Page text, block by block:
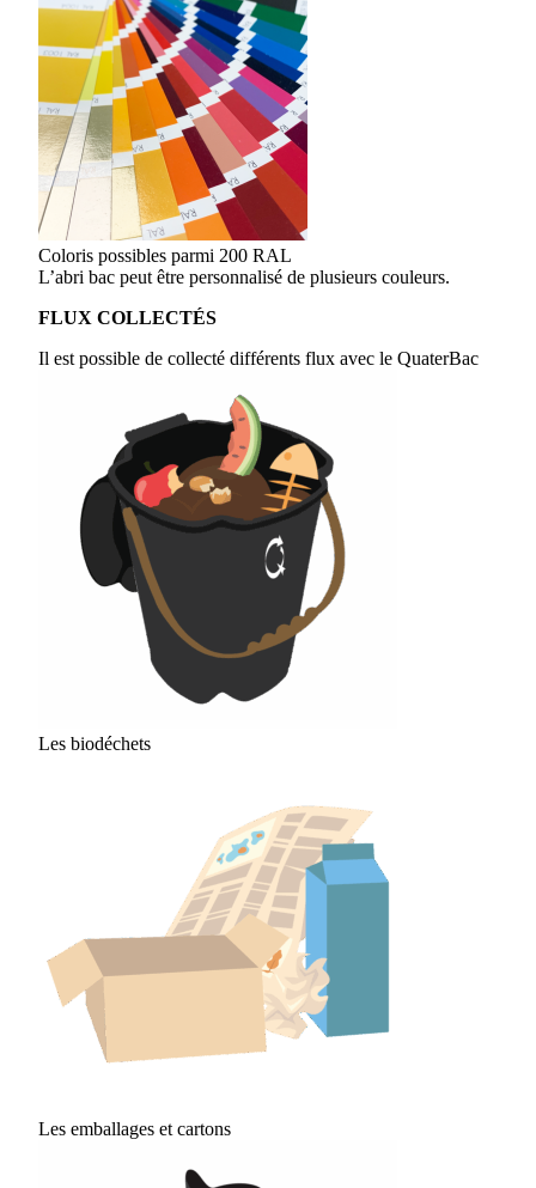
Coloris possibles parmi 200 RAL
L’abri bac peut être personnalisé de plusieurs couleurs.
FLUX COLLECTÉS
Il est possible de collecté différents flux avec le QuaterBac
Les biodéchets
Les emballages et cartons